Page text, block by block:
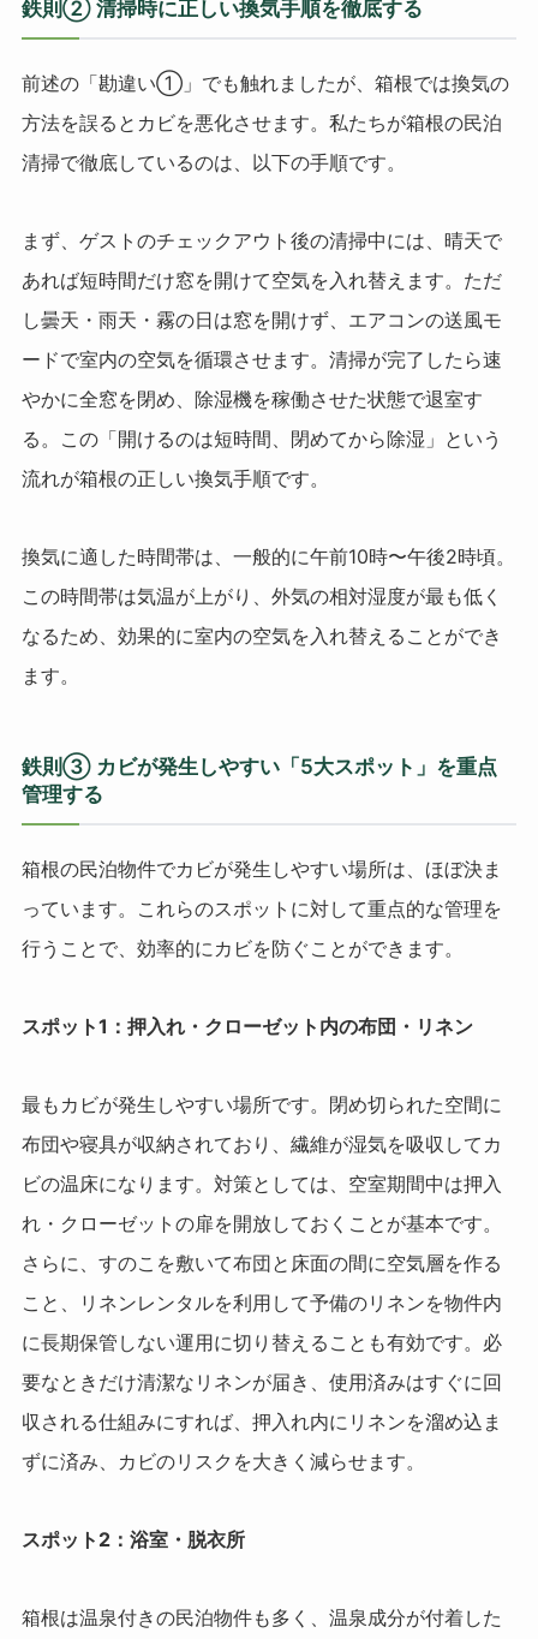
鉄則② 清掃時に正しい換気手順を徹底する
前述の「勘違い①」でも触れましたが、箱根では換気の
方法を誤るとカビを悪化させます。私たちが箱根の民泊
清掃で徹底しているのは、以下の手順です。
まず、ゲストのチェックアウト後の清掃中には、晴天で
あれば短時間だけ窓を開けて空気を入れ替えます。ただ
し曇天・雨天・霧の日は窓を開けず、エアコンの送風モ
ードで室内の空気を循環させます。清掃が完了したら速
やかに全窓を閉め、除湿機を稼働させた状態で退室す
る。この「開けるのは短時間、閉めてから除湿」という
流れが箱根の正しい換気手順です。
換気に適した時間帯は、一般的に午前10時〜午後2時頃。
この時間帯は気温が上がり、外気の相対湿度が最も低く
なるため、効果的に室内の空気を入れ替えることができ
ます。
鉄則③ カビが発生しやすい「5大スポット」を重点
管理する
箱根の民泊物件でカビが発生しやすい場所は、ほぼ決ま
っています。これらのスポットに対して重点的な管理を
行うことで、効率的にカビを防ぐことができます。
スポット1：押入れ・クローゼット内の布団・リネン
最もカビが発生しやすい場所です。閉め切られた空間に
布団や寝具が収納されており、繊維が湿気を吸収してカ
ビの温床になります。対策としては、空室期間中は押入
れ・クローゼットの扉を開放しておくことが基本です。
さらに、すのこを敷いて布団と床面の間に空気層を作る
こと、リネンレンタルを利用して予備のリネンを物件内
に長期保管しない運用に切り替えることも有効です。必
要なときだけ清潔なリネンが届き、使用済みはすぐに回
収される仕組みにすれば、押入れ内にリネンを溜め込ま
ずに済み、カビのリスクを大きく減らせます。
スポット2：浴室・脱衣所
箱根は温泉付きの民泊物件も多く、温泉成分が付着した